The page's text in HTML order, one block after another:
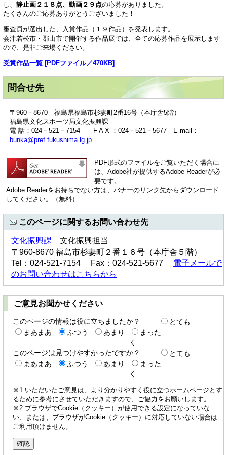
し、 静止画２１８点、動画２９点の応募がありました。
たくさんのご応募ありがとうございました！
審査員が選出した、入賞作品（１９作品）を発表します。
会津若松市・郡山市で開催する作品展では、全ての応募作品を展示します
ので、是非ご来場ください。
受賞作品一覧 [PDFファイル／470KB]
問合せ先
〒960－8670 福島県福島市杉妻町2番16号（本庁舎5階）
福島県文化スポーツ局文化振興課
電 話：024－521－7154 F A X ：024－521－5677 E-mail：
bunka@pref.fukushima.lg.jp
PDF形式のファイルをご覧いただく場合に
は、Adobe社が提供するAdobe Readerが必
要です。
Adobe Readerをお持ちでない方は、バナーのリンク先からダウンロード
してください。（無料）
このページに関するお問い合わせ先
文化振興課 文化振興担当
〒960-8670 福島市杉妻町２番１６号（本庁舎５階）
Tel：024-521-7154 Fax：024-521-5677 電子メールで
のお問い合わせはこちらから
ご意見お聞かせください
このページの情報は役に立ちましたか？
とても
まあまあ
ふつう あまり
まった
く
このページは見つけやすかったですか？
とても
まあまあ
ふつう あまり
まった
く
※1 いただいたご意見は、より分かりやすく役に立つホームページとす
るために参考にさせていただきますので、ご協力をお願いします。
※2 ブラウザでCookie（クッキー）が使用できる設定になっていな
い、または、ブラウザがCookie（クッキー）に対応していない場合は
ご利用頂けません。